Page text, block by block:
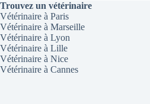
Trouvez un vétérinaire
Vétérinaire à Paris
Vétérinaire à Marseille
Vétérinaire à Lyon
Vétérinaire à Lille
Vétérinaire à Nice
Vétérinaire à Cannes